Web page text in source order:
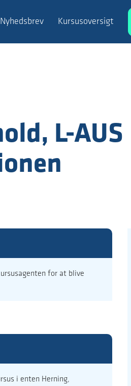
Nyhedsbrev Kursusoversigt
L-AUS
for at blive
i enten Herning,